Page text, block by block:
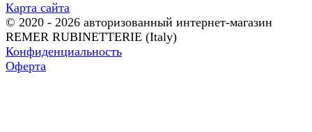
Карта сайта
© 2020 - 2026 авторизованный интернет-магазин
REMER RUBINETTERIE (Italy)
Конфиденциальность
Оферта